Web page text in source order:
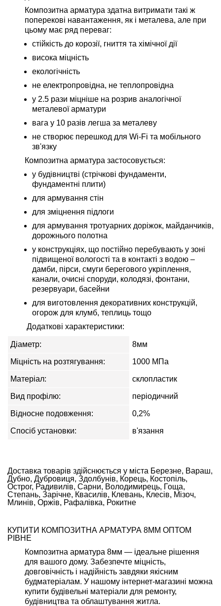
Композитна арматура здатна витримати такі ж
поперекові навантаження, як і металева, але при
цьому має ряд переваг:
стійкість до корозії, гниття та хімічної дії
висока міцність
екологічність
не електропровідна, не теплопровідна
у 2.5 рази міцніше на розрив аналогічної
металевої арматури
вага у 10 разів легша за металеву
не створює перешкод для Wi-Fi та мобільного
зв'язку
Композитна арматура застосовується:
у будівництві (стрічкові фундаменти,
фундаментні плити)
для армування стін
для зміцнення підлоги
для армування тротуарних доріжок, майданчиків,
дорожнього полотна
у конструкціях, що постійно перебувають у зоні
підвищеної вологості та в контакті з водою –
дамби, пірси, смуги берегового укріплення,
канали, очисні споруди, колодязі, фонтани,
резервуари, басейни
для виготовлення декоративних конструкцій,
огорож для клумб, теплиць тощо
Додаткові характеристики:
Діаметр: 8мм
Міцність на розтягування: 1000 МПа
Матеріал: склопластик
Вид профілю: періодичний
Відносне подовження: 0,2%
Спосіб установки: в'язання
Доставка товарів здійснюється у міста Березне, Вараш,
Дубно, Дубровиця, Здолбунів, Корець, Костопіль,
Острог, Радивилів, Сарни, Володимирець, Гоща,
Степань, Зарічне, Квасилів, Клевань, Клесів, Мізоч,
Млинів, Оржів, Рафалівка, Рокитне
КУПИТИ КОМПОЗИТНА АРМАТУРА 8ММ ОПТОМ
РІВНЕ
Композитна арматура 8мм — ідеальне рішення
для вашого дому. Забезпечте міцність,
довговічність і надійність завдяки якісним
будматеріалам. У нашому інтернет-магазині можна
купити будівельні матеріали для ремонту,
будівництва та облаштування житла.